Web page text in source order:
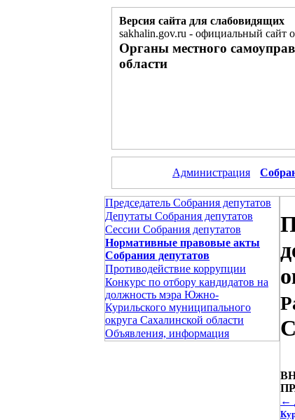
Версия сайта для слабовидящих
sakhalin.gov.ru - официальный сайт
Органы местного
области
Администрация
Председатель Собрания депутатов
Депутаты Собрания депутатов
Сессии Собрания депутатов
Нормативные правовые акты
Собрания депутатов
Противодействие коррупции
Конкурс по отбору кандидатов на
должность мэра Южно-
Курильского муниципального
округа Сахалинской области
Объявления, информация
←